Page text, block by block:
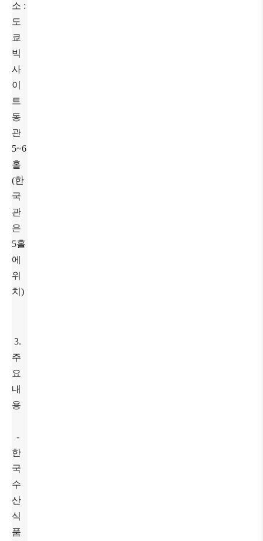
소 :
도
쿄
빅
사
이
트
동
관
5~6
홀
(한
국
관
은
5홀
에
위
치)
3.
주
요
내
용
-
한
국
수
산
식
품